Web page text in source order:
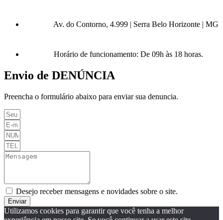
Av. do Contorno, 4.999 | Serra Belo Horizonte | MG
Horário de funcionamento: De 09h às 18 horas.
Envio de DENÚNCIA
Preencha o formulário abaixo para enviar sua denuncia.
Desejo receber mensagens e novidades sobre o site.
Enviar
Utilizamos cookies para garantir que você tenha a melhor